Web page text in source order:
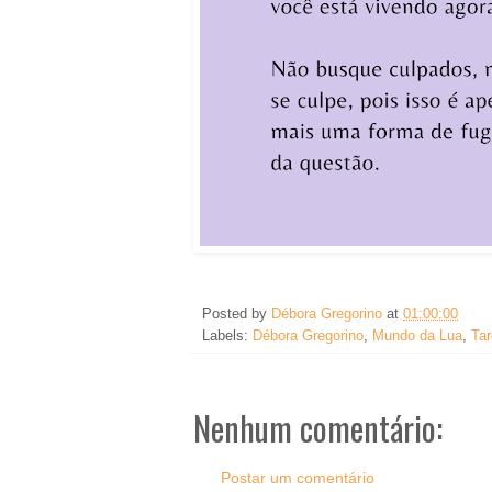
Posted by Débora Gregorino at 01:00:00
Labels: Débora Gregorino Mundo da Lua
Nenhum comentário:
Postar um comentário